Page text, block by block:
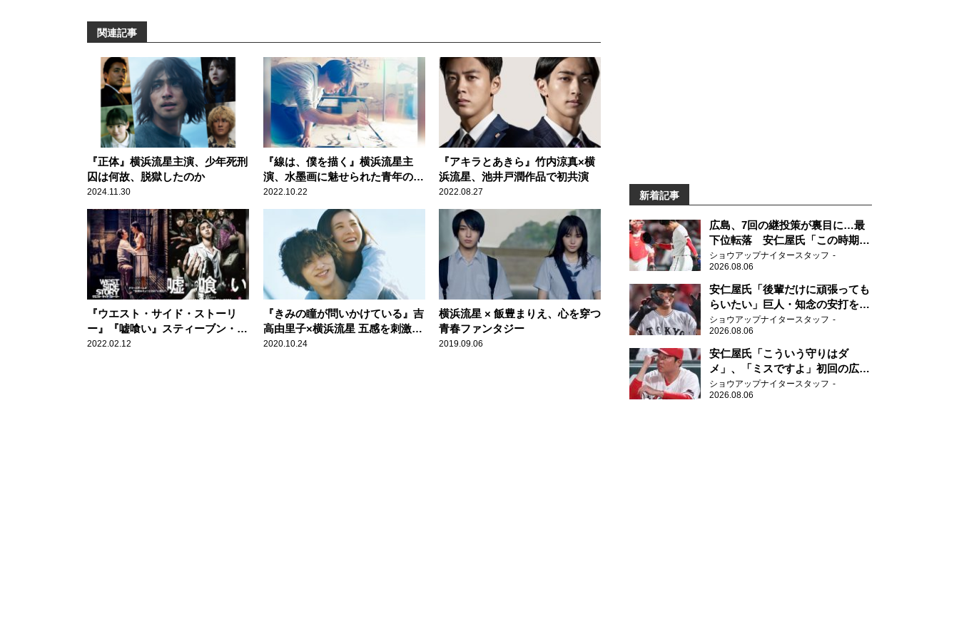
関連記事
『正体』横浜流星主演、少年死刑
囚は何故、脱獄したのか
2024.11.30
『線は、僕を描く』横浜流星主
演、水墨画に魅せられた青年の青
春ストーリー
2022.10.22
『アキラとあきら』竹内涼真×横
浜流星、池井戸潤作品で初共演
2022.08.27
『ウエスト・サイド・ストーリ
ー』『嘘喰い』スティーブン・ス
ピルバーグ監督がミュージカル映
2022.02.12
『きみの瞳が問いかけている』吉
高由里子×横浜流星 五感を刺激す
るラブストーリー
2020.10.24
横浜流星 × 飯豊まりえ、心を穿つ
青春ファンタジー
2019.09.06
新着記事
広島、7回の継投策が裏目に…最
下位転落 安仁屋氏「この時期に
来て勉強はない」
ショウアップナイタースタッフ
2026.08.06
安仁屋氏「後輩だけに頑張っても
らいたい」巨人・知念の安打を喜
ぶ
ショウアップナイタースタッフ
2026.08.06
安仁屋氏「こういう守りはダ
メ」、「ミスですよ」初回の広島
の守備に苦言
ショウアップナイタースタッフ
2026.08.06